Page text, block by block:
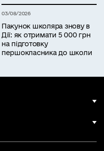
03/08/2026
Пакунок школяра знову в
Дії: як отримати 5 000 грн
на підготовку
першокласника до школи